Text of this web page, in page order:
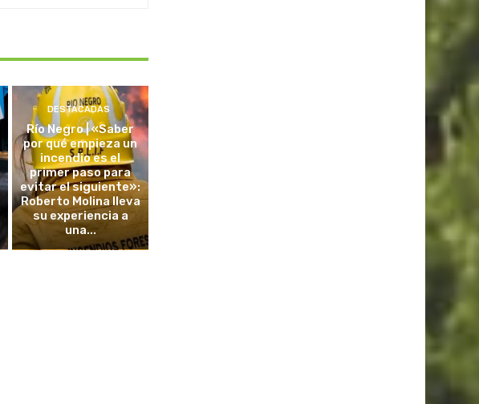
DESTACADAS
Río Negro | «Saber
por qué empieza un
incendio es el
primer paso para
evitar el siguiente»:
Roberto Molina lleva
su experiencia a
una...